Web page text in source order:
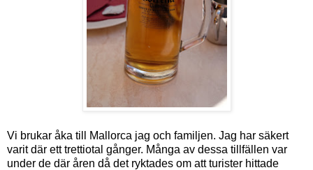
Vi brukar åka till Mallorca jag och familjen. Jag har säkert
varit där ett trettiotal gånger. Många av dessa tillfällen var
under de där åren då det ryktades om att turister hittade